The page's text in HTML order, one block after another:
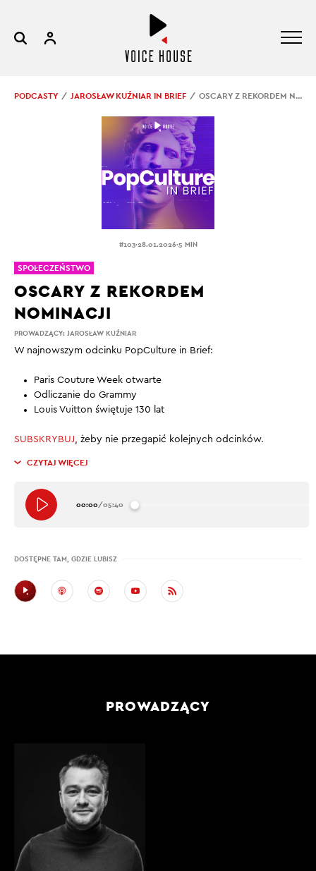
PODCASTY JAROSŁAW KUŹNIAR IN BRIEF OSCARY Z REKORDEM NOMINACJI
#103.28.01.2026.5 MIN
PROWADZĄCY: JAROSŁAW KUŹNIAR
OSCARY Z REKORDEM
NOMINACJI
W najnowszym odcinku PopCulture in Brief:
Paris Couture Week otwarte
Odliczanie do Grammy
Louis Vuitton świętuje 130 lat
SUBSKRYBUJ, żeby nie przegapić kolejnych odcinków.
CZYTAJ WIĘCEJ
00:00/05:40
DOSTĘPNE TAM, GDZIE LUBISZ
SPOŁECZEŃSTWO
PROWADZĄCY